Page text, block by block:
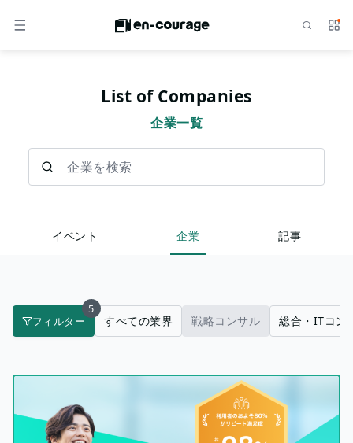
メニュー サ
List of Companies
企業一覧
イベント 企業 記事
フィルター
5
すべての業界 戦略コンサル 総合・ITコン